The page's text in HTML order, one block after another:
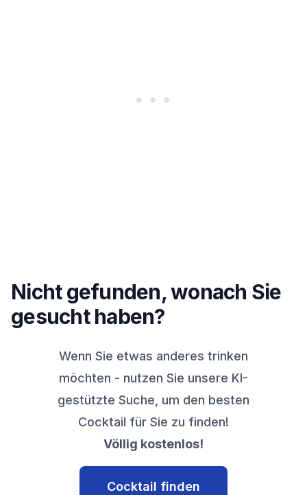
Nicht gefunden, wonach Sie
gesucht haben?
Wenn Sie etwas anderes trinken
möchten - nutzen Sie unsere KI-
gestützte Suche, um den besten
Cocktail für Sie zu finden!
Völlig kostenlos!
Cocktail finden